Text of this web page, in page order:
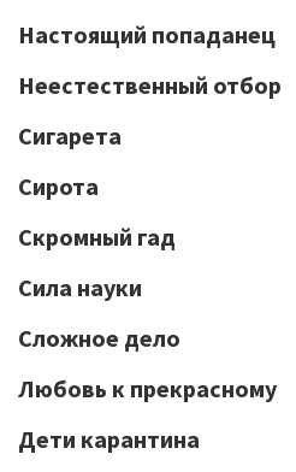
Настоящий попаданец
Неестественный отбор
Сигарета
Сирота
Скромный гад
Сила науки
Сложное дело
Любовь к прекрасному
Дети карантина